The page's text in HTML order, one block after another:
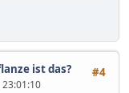
#4
ist das?